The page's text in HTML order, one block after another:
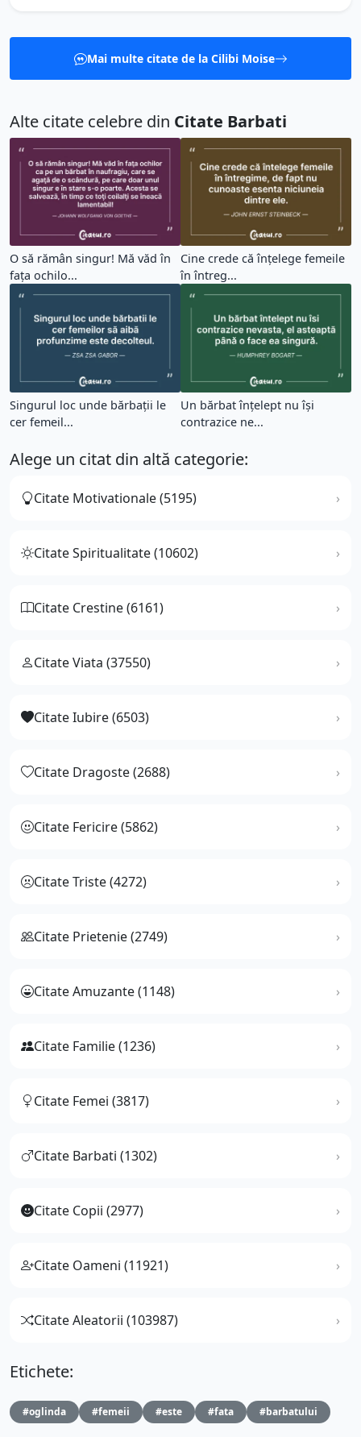
Mai multe citate de la Cilibi Moise
Alte citate celebre din Citate Barbati
O să rămân singur! Mă văd în
faţa ochilo...
Cine crede că înțelege femeile
în întreg...
Singurul loc unde bărbații le
cer femeil...
Un bărbat înțelept nu își
contrazice ne...
Alege un citat din altă categorie:
Citate Motivationale (5195)
Citate Spiritualitate (10602)
Citate Crestine (6161)
Citate Viata (37550)
Citate Iubire (6503)
Citate Dragoste (2688)
Citate Fericire (5862)
Citate Triste (4272)
Citate Prietenie (2749)
Citate Amuzante (1148)
Citate Familie (1236)
Citate Femei (3817)
Citate Barbati (1302)
Citate Copii (2977)
Citate Oameni (11921)
Citate Aleatorii (103987)
Etichete:
#oglinda #femeii #este #fata #barbatului